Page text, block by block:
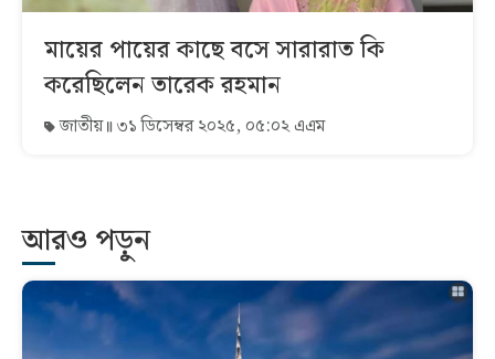
মায়ের পায়ের কাছে বসে সারারাত কি
করেছিলেন তারেক রহমান
জাতীয় ৩১ ডিসেম্বর ২০২৫, ০৫:০২ এএম
আরও পড়ুন